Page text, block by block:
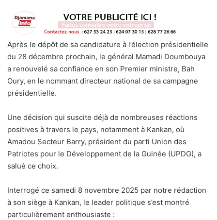
Après le dépôt de sa candidature à l’élection présidentielle
du 28 décembre prochain, le général Mamadi Doumbouya
a renouvelé sa confiance en son Premier ministre, Bah
Oury, en le nommant directeur national de sa campagne
présidentielle.
Une décision qui suscite déjà de nombreuses réactions
positives à travers le pays, notamment à Kankan, où
Amadou Secteur Barry, président du parti Union des
Patriotes pour le Développement de la Guinée (UPDG), a
salué ce choix.
Interrogé ce samedi 8 novembre 2025 par notre rédaction
à son siège à Kankan, le leader politique s’est montré
particulièrement enthousiaste :